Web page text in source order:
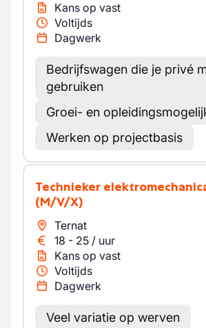
Kans op vast
Voltijds
Dagwerk
Bedrijfswagen die je privé
gebruiken
Groei- en
Werken op projectbasis
Technieker
(M/V/X)
Ternat
18 - 25 / uur
Kans op vast
Voltijds
Dagwerk
Veel variatie op werven